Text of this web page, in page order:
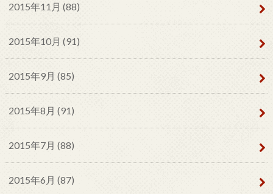
2015年11月 (88)
2015年10月 (91)
2015年9月 (85)
2015年8月 (91)
2015年7月 (88)
2015年6月 (87)